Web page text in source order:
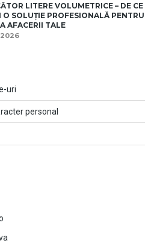
LITERE VOLUMETRICE – DE CE
O SOLUȚIE PROFESIONALĂ PENTRU
AFACERII TALE
uri
personal